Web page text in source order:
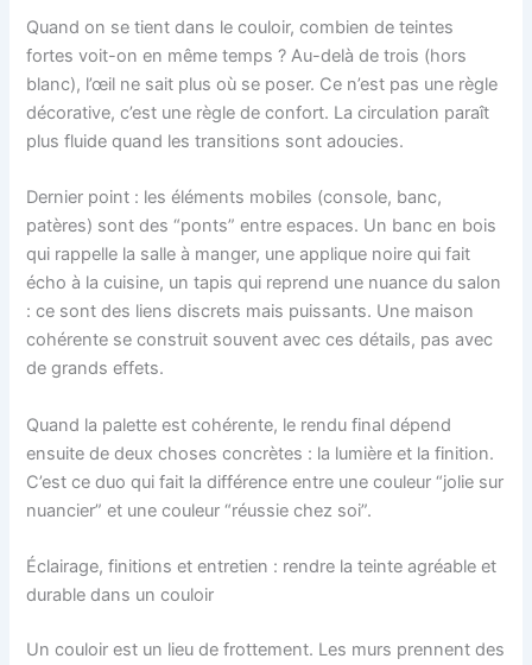
Quand on se tient dans le couloir, combien de teintes
fortes voit-on en même temps ? Au-delà de trois (hors
blanc), l’œil ne sait plus où se poser. Ce n’est pas une règle
décorative, c’est une règle de confort. La circulation paraît
plus fluide quand les transitions sont adoucies.
Dernier point : les éléments mobiles (console, banc,
patères) sont des “ponts” entre espaces. Un banc en bois
qui rappelle la salle à manger, une applique noire qui fait
écho à la cuisine, un tapis qui reprend une nuance du salon
: ce sont des liens discrets mais puissants. Une maison
cohérente se construit souvent avec ces détails, pas avec
de grands effets.
Quand la palette est cohérente, le rendu final dépend
ensuite de deux choses concrètes : la lumière et la finition.
C’est ce duo qui fait la différence entre une couleur “jolie sur
nuancier” et une couleur “réussie chez soi”.
Éclairage, finitions et entretien : rendre la teinte agréable et
durable dans un couloir
Un couloir est un lieu de frottement. Les murs prennent des